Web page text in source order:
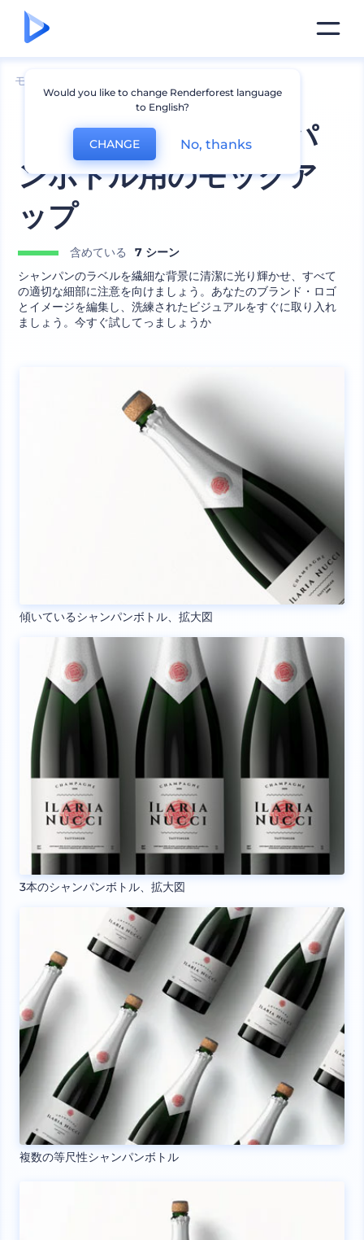
モックアップ
ミニマルなシャンのパ
ンボトル用のモックア
ップ
含めている
7 シーン
シャンパンのラベルを繊細な背景に清潔に光り輝かせ、すべて
の適切な細部に注意を向けましょう。あなたのブランド・ロゴ
とイメージを編集し、洗練されたビジュアルをすぐに取り入れ
ましょう。今すぐ試してっましょうか
傾いているシャンパンボトル、拡大図
3本のシャンパンボトル、拡大図
複数の等尺性シャンパンボトル
Would you like to change Renderforest language
to English?
CHANGE No, thanks